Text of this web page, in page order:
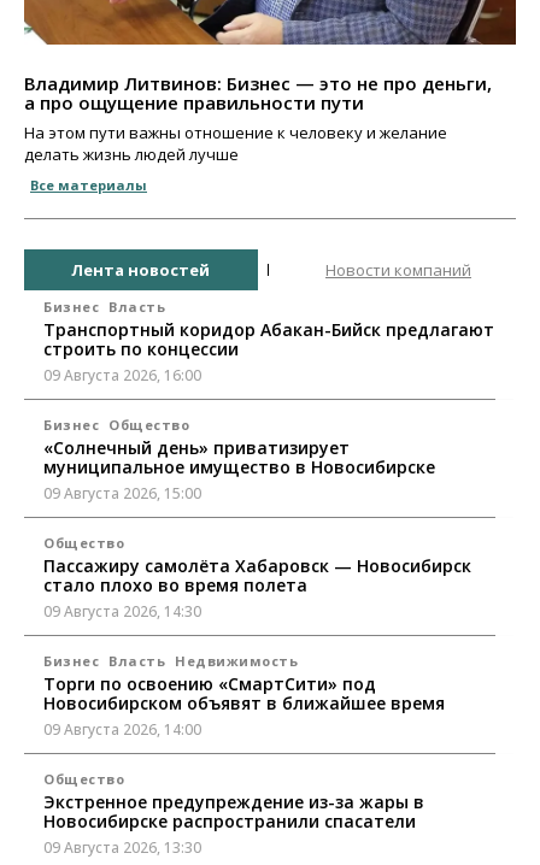
Владимир Литвинов: Бизнес — это не про деньги,
а про ощущение правильности пути
На этом пути важны отношение к человеку и желание
делать жизнь людей лучше
Все материалы
Лента новостей Новости компаний
Бизнес Власть
Транспортный коридор Абакан-Бийск предлагают
строить по концессии
09 Августа 2026, 16:00
Бизнес Общество
«Солнечный день» приватизирует
муниципальное имущество в Новосибирске
09 Августа 2026, 15:00
Общество
Пассажиру самолёта Хабаровск — Новосибирск
стало плохо во время полета
09 Августа 2026, 14:30
Бизнес Власть Недвижимость
Торги по освоению «СмартСити» под
Новосибирском объявят в ближайшее время
09 Августа 2026, 14:00
Общество
Экстренное предупреждение из-за жары в
Новосибирске распространили спасатели
09 Августа 2026, 13:30